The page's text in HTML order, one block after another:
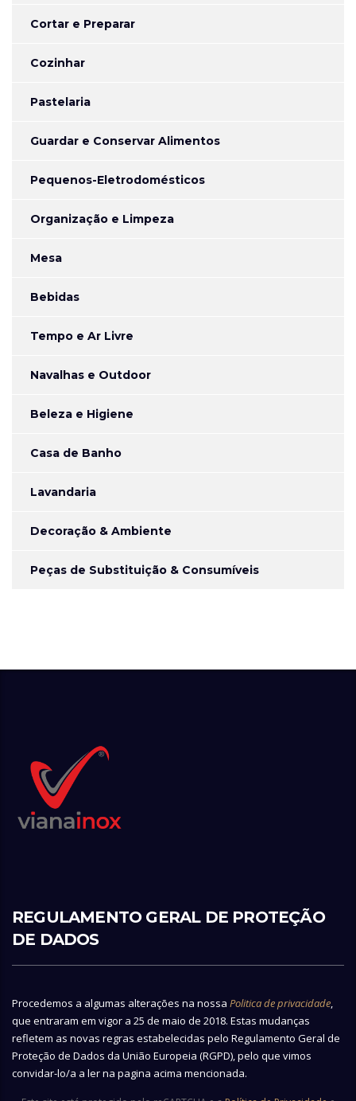
Cortar e Preparar
Cozinhar
Pastelaria
Guardar e Conservar Alimentos
Pequenos-Eletrodomésticos
Organização e Limpeza
Mesa
Bebidas
Tempo e Ar Livre
Navalhas e Outdoor
Beleza e Higiene
Casa de Banho
Lavandaria
Decoração & Ambiente
Peças de Substituição & Consumíveis
REGULAMENTO GERAL DE PROTEÇÃO
DE DADOS
Procedemos a algumas alterações na nossa Politica de privacidade
que entraram em vigor a 25 de maio de 2018. Estas mudanças
refletem as novas regras estabelecidas pelo Regulamento Geral de
Proteção de Dados da União Europeia (RGPD), pelo que vimos
convidar-lo/a a ler na pagina acima mencionada.